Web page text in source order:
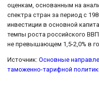
оценкам, основанным на
спектра стран за период с
инвестиции в основной
темпы роста российского
не превышающем 1,5-2,0% в
Источник: Основные
таможенно-тарифной